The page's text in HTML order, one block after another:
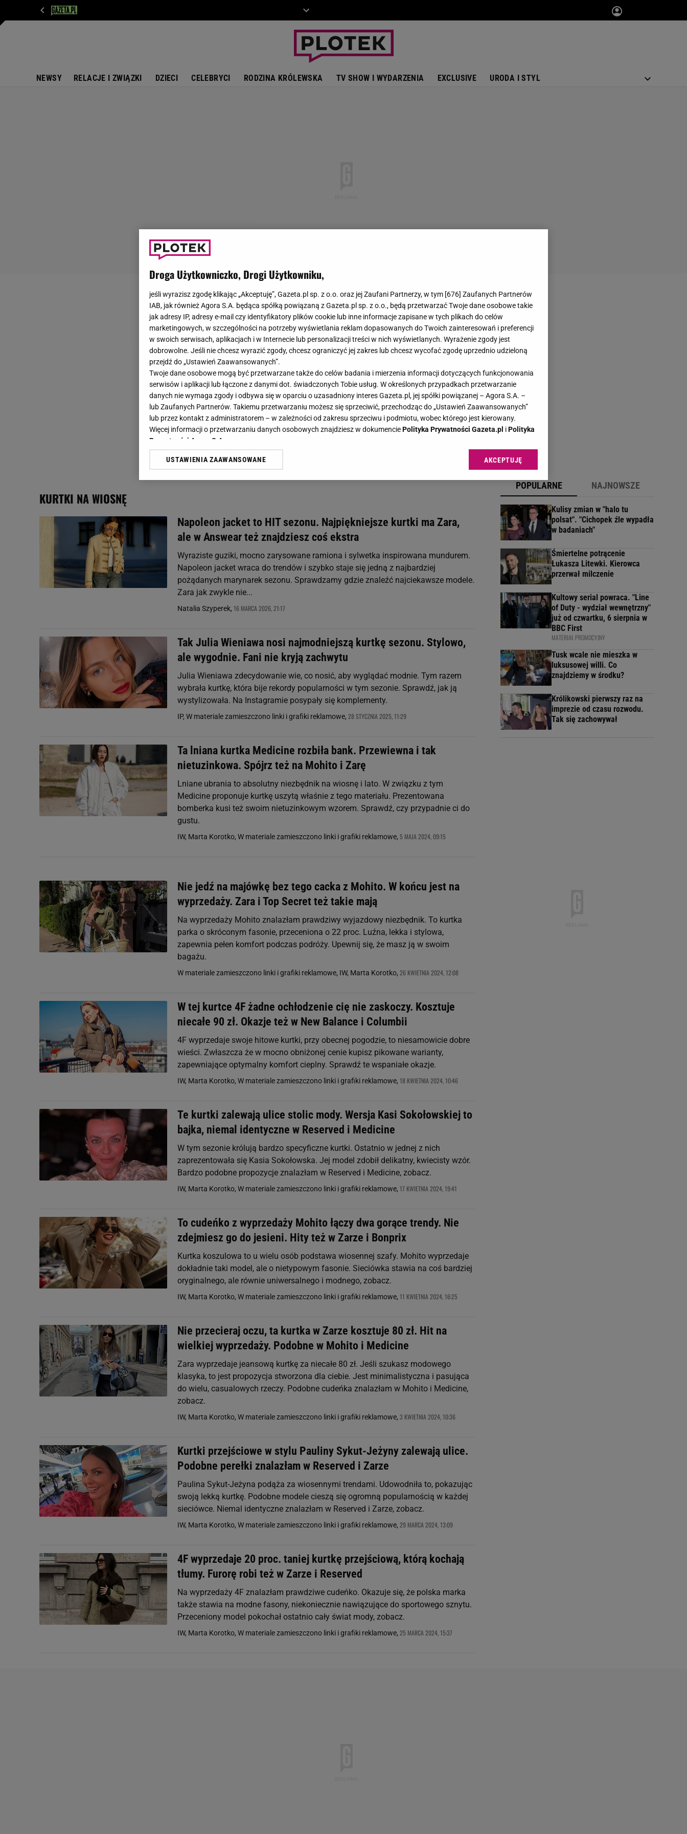
NEWSY RELACJE I ZWIĄZKI DZIECI CELEBRYCI RODZINA KRÓLEWSKA TV SHOW I WYDARZENIA EXCLUSIVE URODA I STYL
KURTKI NA WIOSNĘ
Napoleon jacket to HIT sezonu. Najpiękniejsze kurtki ma Zara,
ale w Answear też znajdziesz coś ekstra
Wyraziste guziki, mocno zarysowane ramiona i sylwetka inspirowana mundurem.
Napoleon jacket wraca do trendów i szybko staje się jedną z najbardziej
pożądanych marynarek sezonu. Sprawdzamy gdzie znaleźć najciekawsze modele.
Zara jak zwykle nie...
Natalia Szyperek, 16 MARCA 2026, 21:17
Tak Julia Wieniawa nosi najmodniejszą kurtkę sezonu. Stylowo,
ale wygodnie. Fani nie kryją zachwytu
Julia Wieniawa zdecydowanie wie, co nosić, aby wyglądać modnie. Tym razem
wybrała kurtkę, która bije rekordy popularności w tym sezonie. Sprawdź, jak ją
wystylizowała. Na Instagramie posypały się komplementy.
IP, W materiale zamieszczono linki i grafiki reklamowe, 28 STYCZNIA 2025, 11:29
Ta lniana kurtka Medicine rozbiła bank. Przewiewna i tak
nietuzinkowa. Spójrz też na Mohito i Zarę
Lniane ubrania to absolutny niezbędnik na wiosnę i lato. W związku z tym
Medicine proponuje kurtkę uszytą właśnie z tego materiału. Prezentowana
bomberka kusi też swoim nietuzinkowym wzorem. Sprawdź, czy przypadnie ci do
gustu.
IW, Marta Korotko, W materiale zamieszczono linki i grafiki reklamowe, 5 MAJA 2024, 09:15
Nie jedź na majówkę bez tego cacka z Mohito. W końcu jest na
wyprzedaży. Zara i Top Secret też takie mają
Na wyprzedaży Mohito znalazłam prawdziwy wyjazdowy niezbędnik. To kurtka
parka o skróconym fasonie, przeceniona o 22 proc. Luźna, lekka i stylowa,
zapewnia pełen komfort podczas podróży. Upewnij się, że masz ją w swoim
bagażu.
W materiale zamieszczono linki i grafiki reklamowe, IW, Marta Korotko, 26 KWIETNIA 2024, 12:08
W tej kurtce 4F żadne ochłodzenie cię nie zaskoczy. Kosztuje
niecałe 90 zł. Okazje też w New Balance i Columbii
4F wyprzedaje swoje hitowe kurtki, przy obecnej pogodzie, to niesamowicie dobre
wieści. Zwłaszcza że w mocno obniżonej cenie kupisz pikowane warianty,
zapewniające optymalny komfort cieplny. Sprawdź te wspaniałe okazje.
IW, Marta Korotko, W materiale zamieszczono linki i grafiki reklamowe, 18 KWIETNIA 2024, 10:46
Te kurtki zalewają ulice stolic mody. Wersja Kasi Sokołowskiej to
bajka, niemal identyczne w Reserved i Medicine
W tym sezonie królują bardzo specyficzne kurtki. Ostatnio w jednej z nich
zaprezentowała się Kasia Sokołowska. Jej model zdobił delikatny, kwiecisty wzór.
Bardzo podobne propozycje znalazłam w Reserved i Medicine, zobacz.
IW, Marta Korotko, W materiale zamieszczono linki i grafiki reklamowe, 17 KWIETNIA 2024, 19:41
To cudeńko z wyprzedaży Mohito łączy dwa gorące trendy. Nie
zdejmiesz go do jesieni. Hity też w Zarze i Bonprix
Kurtka koszulowa to u wielu osób podstawa wiosennej szafy. Mohito wyprzedaje
dokładnie taki model, ale o nietypowym fasonie. Sieciówka stawia na coś bardziej
oryginalnego, ale równie uniwersalnego i modnego, zobacz.
IW, Marta Korotko, W materiale zamieszczono linki i grafiki reklamowe, 11 KWIETNIA 2024, 16:25
Nie przecieraj oczu, ta kurtka w Zarze kosztuje 80 zł. Hit na
wielkiej wyprzedaży. Podobne w Mohito i Medicine
Zara wyprzedaje jeansową kurtkę za niecałe 80 zł. Jeśli szukasz modowego
klasyka, to jest propozycja stworzona dla ciebie. Jest minimalistyczna i pasująca
do wielu, casualowych rzeczy. Podobne cudeńka znalazłam w Mohito i Medicine,
zobacz.
IW, Marta Korotko, W materiale zamieszczono linki i grafiki reklamowe, 3 KWIETNIA 2024, 10:36
Kurtki przejściowe w stylu Pauliny Sykut-Jeżyny zalewają ulice.
Podobne perełki znalazłam w Reserved i Zarze
Paulina Sykut-Jeżyna podąża za wiosennymi trendami. Udowodniła to, pokazując
swoją lekką kurtkę. Podobne modele cieszą się ogromną popularnością w każdej
sieciówce. Niemal identyczne znalazłam w Reserved i Zarze, zobacz.
IW, Marta Korotko, W materiale zamieszczono linki i grafiki reklamowe, 29 MARCA 2024, 13:09
4F wyprzedaje 20 proc. taniej kurtkę przejściową, którą kochają
tłumy. Furorę robi też w Zarze i Reserved
Na wyprzedaży 4F znalazłam prawdziwe cudeńko. Okazuje się, że polska marka
także stawia na modne fasony, niekoniecznie nawiązujące do sportowego sznytu.
Przeceniony model pokochał ostatnio cały świat mody, zobacz.
IW, Marta Korotko, W materiale zamieszczono linki i grafiki reklamowe, 25 MARCA 2024, 15:37
POPULARNE NAJNOWSZE
Kulisy zmian w "halo tu
polsat". "Cichopek źle wypadła
w badaniach"
Śmiertelne potrącenie
Łukasza Litewki. Kierowca
przerwał milczenie
Kultowy serial powraca. "Line
of Duty - wydział wewnętrzny"
już od czwartku, 6 sierpnia w
BBC First
MATERIAŁ PROMOCYJNY
Tusk wcale nie mieszka w
luksusowej willi. Co
znajdziemy w środku?
Królikowski pierwszy raz na
imprezie od czasu rozwodu.
Tak się zachowywał
Droga Użytkowniczko, Drogi Użytkowniku,
jeśli wyrazisz zgodę klikając „Akceptuję”, Gazeta.pl sp. z o.o. oraz jej Zaufani Partnerzy, w tym [676] Zaufanych Partnerów
IAB, jak również Agora S.A. będąca spółką powiązaną z Gazeta.pl sp. z o.o., będą przetwarzać Twoje dane osobowe takie
jak adresy IP, adresy e-mail czy identyfikatory plików cookie lub inne informacje zapisane w tych plikach do celów
marketingowych, w szczególności na potrzeby wyświetlania reklam dopasowanych do Twoich zainteresowań i preferencji
w swoich serwisach, aplikacjach i w Internecie lub personalizacji treści w nich wyświetlanych. Wyrażenie zgody jest
dobrowolne. Jeśli nie chcesz wyrazić zgody, chcesz ograniczyć jej zakres lub chcesz wycofać zgodę uprzednio udzieloną
przejdź do „Ustawień Zaawansowanych”.
Twoje dane osobowe mogą być przetwarzane także do celów badania i mierzenia informacji dotyczących funkcjonowania
serwisów i aplikacji lub łączone z danymi dot. świadczonych Tobie usług. W określonych przypadkach przetwarzanie
danych nie wymaga zgody i odbywa się w oparciu o uzasadniony interes Gazeta.pl, jej spółki powiązanej – Agora S.A. –
lub Zaufanych Partnerów. Takiemu przetwarzaniu możesz się sprzeciwić, przechodząc do „Ustawień Zaawansowanych”
lub przez kontakt z administratorem – w zależności od zakresu sprzeciwu i podmiotu, wobec którego jest kierowany.
Więcej informacji o przetwarzaniu danych osobowych znajdziesz w dokumenciePolityka Prywatności Gazeta.pl iPolityka
Prywatności Agora S.A.
Klikając „Akceptuję” wyrażasz też zgodę na zainstalowanie i przechowywanie plików cookie Gazeta.pl sp. z o.o., jej
dotyczące plików cookie, wywołując narzędzie do zarządzania twoimi preferencjami dot. przetwarzania danych poprzez
odnośnik „Ustawienia prywatności ” w stopce serwisu i przechodząc do „Ustawień Zaawansowanych”. Zmiana ustawień
My, nasi Zaufani Partnerzy i Agora S.A. możemy przetwarzać dane osobowe w następujących celach:
Użycie dokładnych danych geolokalizacyjnych. Aktywne skanowanie charakterystyki urządzenia do celów identyfikacji.
Przechowywanie informacji na urządzeniu lub dostęp do nich. Spersonalizowane reklamy i treści, pomiar reklam i treści,
badnie odbiorców i ulepszanie usług.
Lista Zaufanych Partnerów
USTAWIENIA ZAAWANSOWANE AKCEPTUJĘ